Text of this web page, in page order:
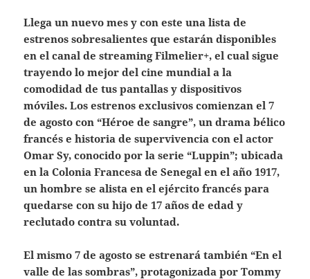
Llega un nuevo mes y con este una lista de
estrenos sobresalientes que estarán disponibles
en el canal de streaming Filmelier+, el cual sigue
trayendo lo mejor del cine mundial a la
comodidad de tus pantallas y dispositivos
móviles. Los estrenos exclusivos comienzan el 7
de agosto con “Héroe de sangre”, un drama bélico
francés e historia de supervivencia con el actor
Omar Sy, conocido por la serie “Luppin”; ubicada
en la Colonia Francesa de Senegal en el año 1917,
un hombre se alista en el ejército francés para
quedarse con su hijo de 17 años de edad y
reclutado contra su voluntad.
El mismo 7 de agosto se estrenará también “En el
valle de las sombras”, protagonizada por Tommy